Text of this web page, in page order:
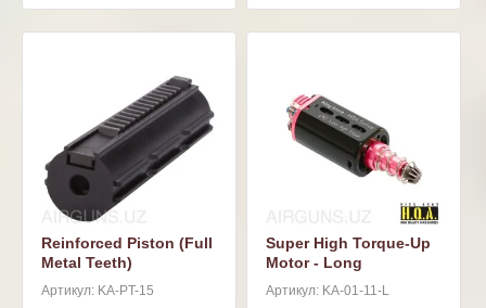
Reinforced Piston (Full
Metal Teeth)
Артикул: KA-PT-15
Super High Torque-Up
Motor - Long
Артикул:KA-01-11-L